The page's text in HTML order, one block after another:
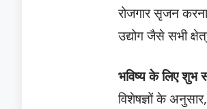
रोजगार सृजन
उद्योग जैसे सभी
भविष्य के लिए शुभ
विशेषज्ञों के